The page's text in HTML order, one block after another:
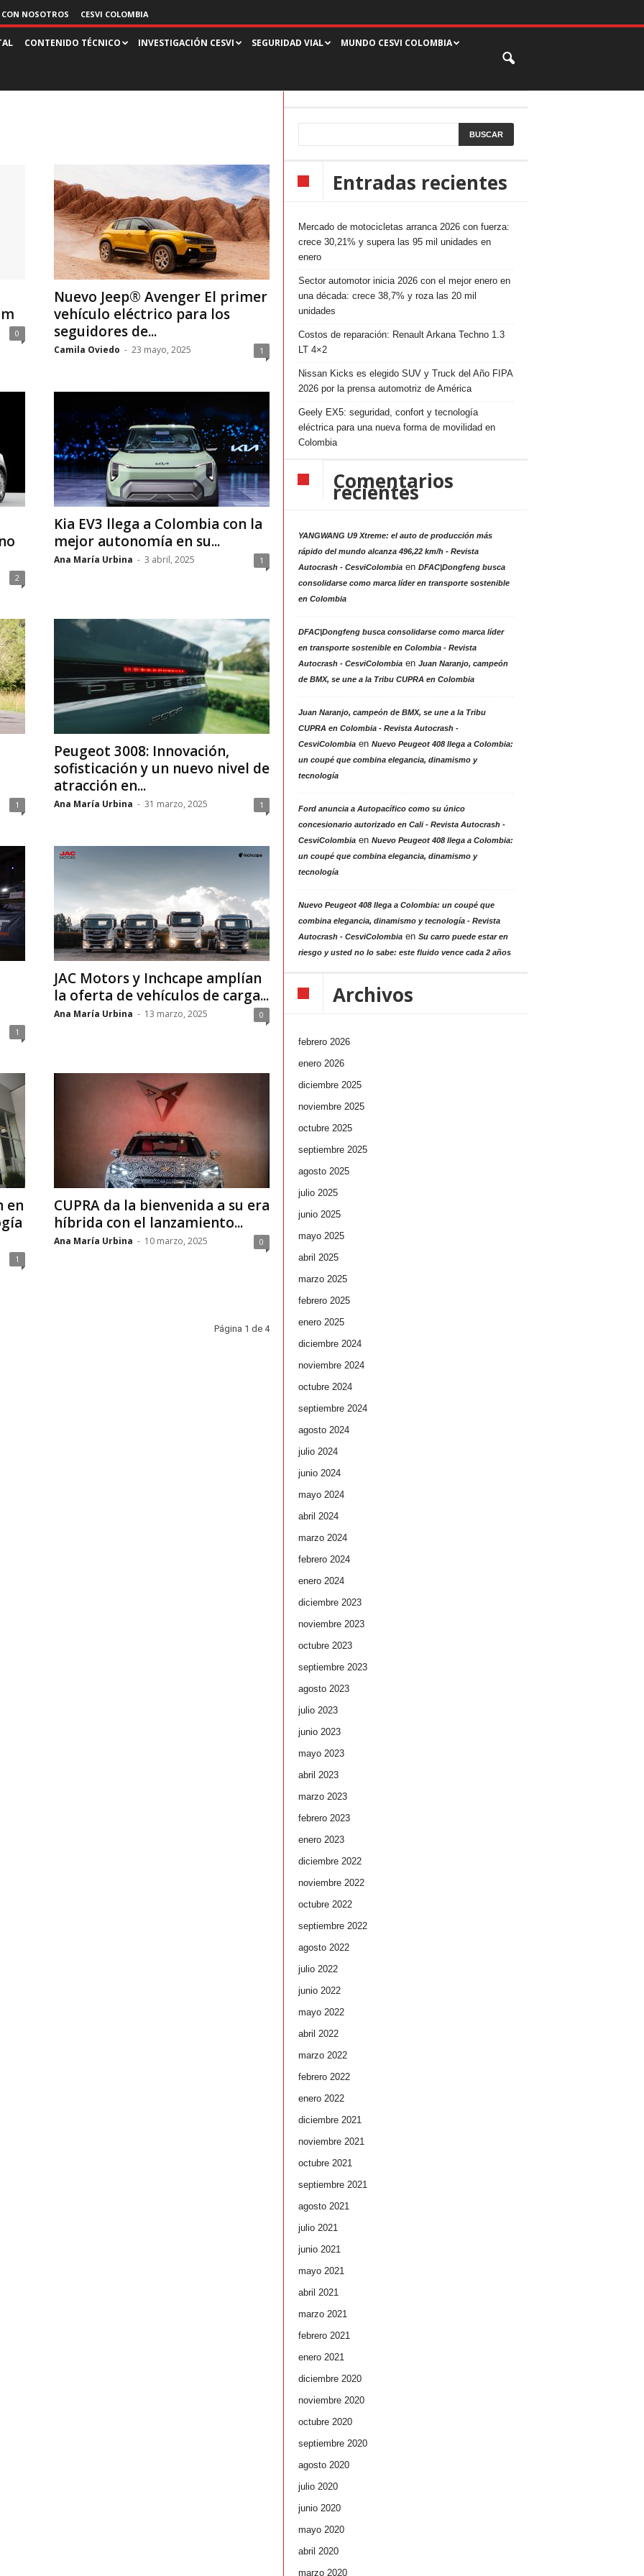
NOSOTROS CESVI COLOMBIA
CONTENIDO TÉCNICO INVESTIGACIÓN CESVI SEGURIDAD VIAL MUNDO CESVI COLOMBIA
0
Nuevo Jeep® Avenger El primer
vehículo eléctrico para los
seguidores de...
Camila Oviedo - 23 mayo, 2025 1
2
Kia EV3 llega a Colombia con la
mejor autonomía en su...
Ana María Urbina - 3 abril, 2025 1
1
Peugeot 3008: Innovación,
sofisticación y un nuevo nivel de
atracción en...
Ana María Urbina - 31 marzo, 2025 1
1
JAC Motors y Inchcape amplían
la oferta de vehículos de carga...
Ana María Urbina - 13 marzo, 2025 0
en
1
CUPRA da la bienvenida a su era
híbrida con el lanzamiento...
Ana María Urbina - 10 marzo, 2025 0
Página 1 de 4
Entradas recientes
Mercado de motocicletas arranca 2026 con fuerza:
crece 30,21% y supera las 95 mil unidades en
enero
Sector automotor inicia 2026 con el mejor enero en
una década: crece 38,7% y roza las 20 mil
unidades
Costos de reparación: Renault Arkana Techno 1.3
LT 4×2
Nissan Kicks es elegido SUV y Truck del Año FIPA
2026 por la prensa automotriz de América
Geely EX5: seguridad, confort y tecnología
eléctrica para una nueva forma de movilidad en
Colombia
Comentarios
recientes
YANGWANG U9 Xtreme: el auto de producción más
rápido del mundo alcanza 496,22 km/h - Revista
Autocrash - CesviColombiaen DFAC|Dongfeng busca
consolidarse como marca líder en transporte sostenible
en Colombia
DFAC|Dongfeng busca consolidarse como marca líder
en transporte sostenible en Colombia - Revista
Autocrash - CesviColombiaen Juan Naranjo, campeón
de BMX, se une a la Tribu CUPRA en Colombia
Juan Naranjo, campeón de BMX, se une a la Tribu
CUPRA en Colombia - Revista Autocrash -
CesviColombiaen Nuevo Peugeot 408 llega a Colombia:
un coupé que combina elegancia, dinamismo y
tecnología
Ford anuncia a Autopacífico como su único
concesionario autorizado en Cali - Revista Autocrash -
CesviColombiaen Nuevo Peugeot 408 llega a Colombia:
un coupé que combina elegancia, dinamismo y
tecnología
Nuevo Peugeot 408 llega a Colombia: un coupé que
combina elegancia, dinamismo y tecnología - Revista
Autocrash - CesviColombiaen Su carro puede estar en
riesgo y usted no lo sabe: este fluido vence cada 2 años
Archivos
febrero 2026
enero 2026
diciembre 2025
noviembre 2025
octubre 2025
septiembre 2025
agosto 2025
julio 2025
junio 2025
mayo 2025
abril 2025
marzo 2025
febrero 2025
enero 2025
diciembre 2024
noviembre 2024
octubre 2024
septiembre 2024
agosto 2024
julio 2024
junio 2024
mayo 2024
abril 2024
marzo 2024
febrero 2024
enero 2024
diciembre 2023
noviembre 2023
octubre 2023
septiembre 2023
agosto 2023
julio 2023
junio 2023
mayo 2023
abril 2023
marzo 2023
febrero 2023
enero 2023
diciembre 2022
noviembre 2022
octubre 2022
septiembre 2022
agosto 2022
julio 2022
junio 2022
mayo 2022
abril 2022
marzo 2022
febrero 2022
enero 2022
diciembre 2021
noviembre 2021
octubre 2021
septiembre 2021
agosto 2021
julio 2021
junio 2021
mayo 2021
abril 2021
marzo 2021
febrero 2021
enero 2021
diciembre 2020
noviembre 2020
octubre 2020
septiembre 2020
agosto 2020
julio 2020
junio 2020
mayo 2020
abril 2020
marzo 2020